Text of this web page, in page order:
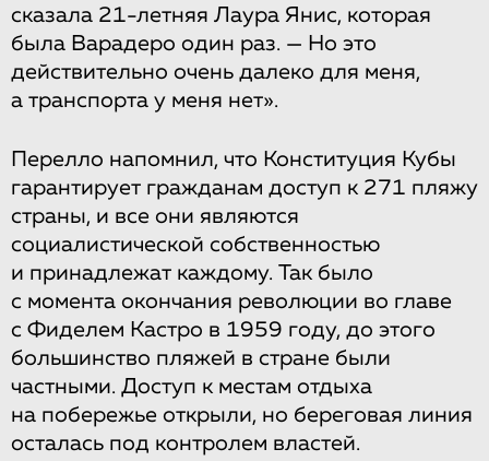
сказала 21-летняя Лаура Янис, которая
была Варадеро один раз. — Но это
действительно очень далеко для меня,
а транспорта у меня нет».
Перелло напомнил, что Конституция Кубы
гарантирует гражданам доступ к 271 пляжу
страны, и все они являются
социалистической собственностью
и принадлежат каждому. Так было
с момента окончания революции во главе
с Фиделем Кастро в 1959 году, до этого
большинство пляжей в стране были
частными. Доступ к местам отдыха
на побережье открыли, но береговая линия
осталась под контролем властей.